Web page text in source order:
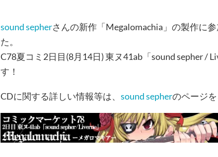
sound sepherさんの新作「Megalomachia」の製作に
た。
C78夏コミ2日目(8月14日) 東ヌ41ab「sound sepher /
す！
CDに関する詳しい情報等は、 sound sepherのページを